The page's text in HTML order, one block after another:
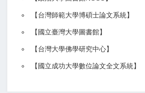
【台灣師範大學博碩士論文系統】
【 國立臺灣大學圖書館】
【台灣大學佛學研究中心】
【 國立成功大學數位論文全文系統】